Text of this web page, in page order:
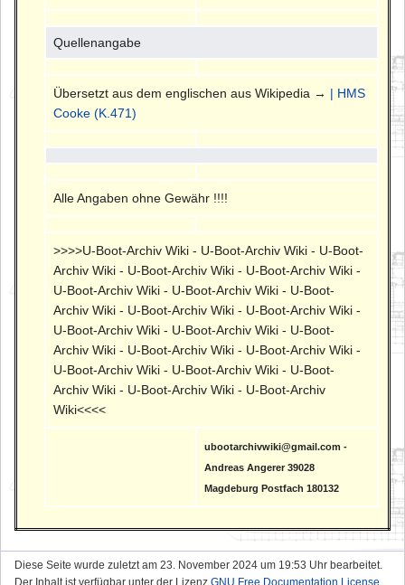
Quellenangabe
Übersetzt aus dem englischen aus Wikipedia → | HMS
Cooke (K.471)
Alle Angaben ohne Gewähr !!!!
>>>>U-Boot-Archiv Wiki - U-Boot-Archiv Wiki - U-Boot-
Archiv Wiki - U-Boot-Archiv Wiki - U-Boot-Archiv Wiki -
U-Boot-Archiv Wiki - U-Boot-Archiv Wiki - U-Boot-
Archiv Wiki - U-Boot-Archiv Wiki - U-Boot-Archiv Wiki -
U-Boot-Archiv Wiki - U-Boot-Archiv Wiki - U-Boot-
Archiv Wiki - U-Boot-Archiv Wiki - U-Boot-Archiv Wiki -
U-Boot-Archiv Wiki - U-Boot-Archiv Wiki - U-Boot-
Archiv Wiki - U-Boot-Archiv Wiki - U-Boot-Archiv
Wiki<<<<
ubootarchivwiki@gmail.com -
Andreas Angerer 39028
Magdeburg Postfach 180132
Diese Seite wurde zuletzt am 23. November 2024 um 19:53 Uhr bearbeitet.
Der Inhalt ist verfügbar unter der Lizenz GNU Free Documentation License